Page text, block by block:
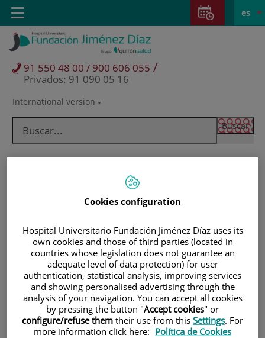
Saltar al contenido
Saltar
contenido
Selector
idioma
activo
es
International version
91 550 48 00 / 900 606 055 /
Privados: 91 090 05 16
Toggle
navigation
Pacientes y visitantes
Cookies configuration
Hospital Universitario Fundación Jiménez Díaz uses its
own cookies and those of third parties (located in
countries whose legislation does not guarantee an
adequate level of data protection) for user
authentication, statistical analysis, improving services
and showing personalised advertising through the
analysis of your navigation. You can accept all cookies
by pressing the button "Accept cookies" or
configure/refuse them their use from this Settings. For
more information click here: Política de Cookies